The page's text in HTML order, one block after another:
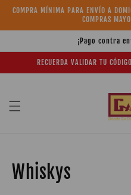
directamente
COMPRA MÍNIMA PARA ENVÍO A
COMPRAS
¡Pago contra
RECUERDA VALIDAR TU
C
Whiskys